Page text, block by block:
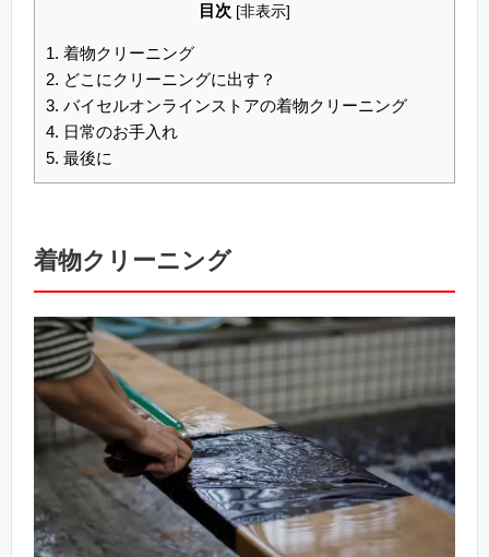
目次 [非表示]
1. 着物クリーニング
2. どこにクリーニングに出す？
3. バイセルオンラインストアの着物クリーニング
4. 日常のお手入れ
5. 最後に
着物クリーニング